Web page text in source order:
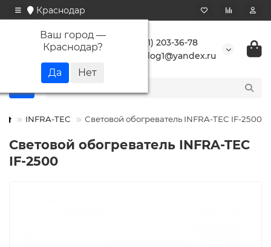
Краснодар
Ваш город —
Краснодар?
+7 (861) 203-36-78
buranlog1@yandex.ru
INFRA-TEC Световой обогреватель INFRA-TEC IF-2500
Световой обогреватель INFRA-TEC
IF-2500